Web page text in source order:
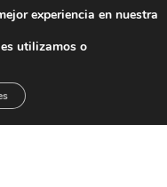
experiencia en nuestra
utilizamos o